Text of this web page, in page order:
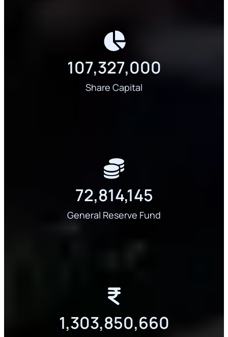
107,327,000
Share Capital
72,814,145
General Reserve Fund
1,303,850,660